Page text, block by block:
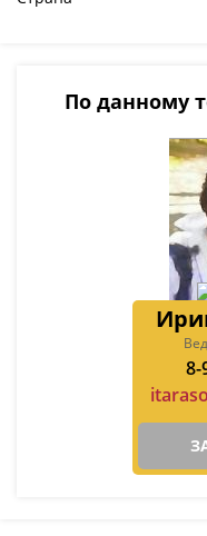
По данному
8-